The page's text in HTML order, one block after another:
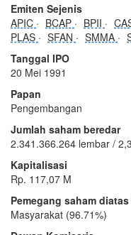
Emiten Sejenis
APIC
BCAP BPII
PLAS
SFAN SMMA
Tanggal IPO
20 Mei 1991
Papan
Pengembangan
Jumlah saham beredar
2.341.366.264 lembar /
Kapitalisasi
Rp. 117,07 M
Pemegang saham diatas
Masyarakat (96.71%)